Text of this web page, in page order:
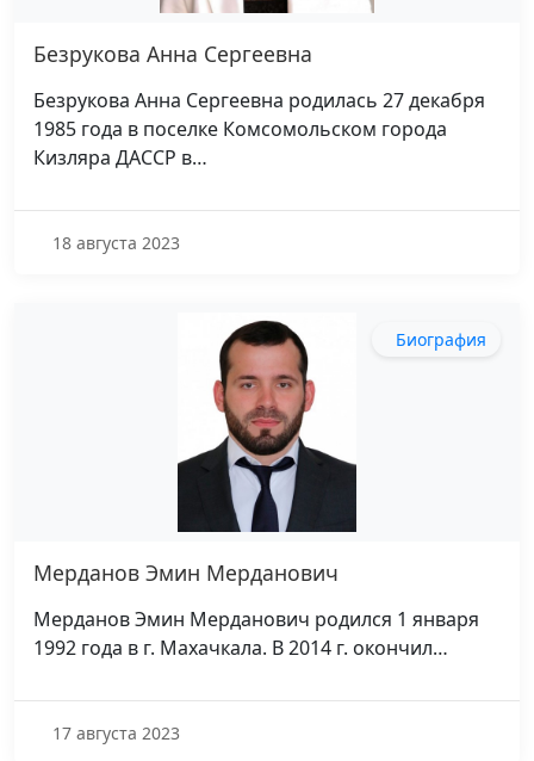
Безрукова Анна Сергеевна
Безрукова Анна Сергеевна родилась 27 декабря
1985 года в поселке Комсомольском города
Кизляра ДАССР в…
18 августа 2023
Биография
Мерданов Эмин Мерданович
Мерданов Эмин Мерданович родился 1 января
1992 года в г. Махачкала. В 2014 г. окончил…
17 августа 2023